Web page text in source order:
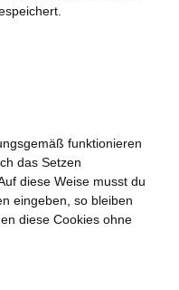
funktionieren
das Setzen
diese Weise musst du
eingeben, so bleiben
diese Cookies ohne